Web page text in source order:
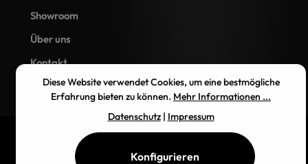
Showroom
Über uns
Kontakt
Diese Website verwendet Cookies, um eine bestmögliche
Erfahrung bieten zu können. Mehr Informationen ...
Datenschutz| Impressum
Konfigurieren